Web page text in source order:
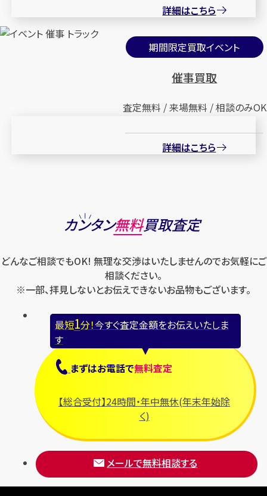
詳細はこちら
期間限定買取イベント
催事買取
査定無料 / 来場無料 / 相談のみOK
詳細はこちら
カンタン無料買取査定
どんなご相談でもOK! 無理な交渉はいたしませんのでお気軽にご
相談ください。
※一部、拝見しないとお伝えできないお品物もございます。
最短1分！今すぐ査定金額をお伝えいたしま
す
まずはお電話で無料査定
【総合受付】24時間・年中無休(年末年始除
く)
メールで無料相談する